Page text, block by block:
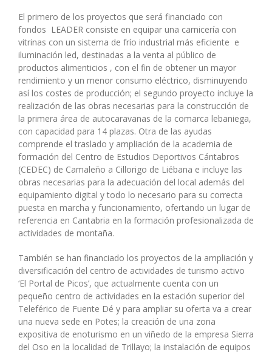
El primero de los proyectos que será financiado con
fondos LEADER consiste en equipar una carnicería con
vitrinas con un sistema de frío industrial más eficiente e
iluminación led, destinadas a la venta al público de
productos alimenticios , con el fin de obtener un mayor
rendimiento y un menor consumo eléctrico, disminuyendo
así los costes de producción; el segundo proyecto incluye la
realización de las obras necesarias para la construcción de
la primera área de autocaravanas de la comarca lebaniega,
con capacidad para 14 plazas. Otra de las ayudas
comprende el traslado y ampliación de la academia de
formación del Centro de Estudios Deportivos Cántabros
(CEDEC) de Camaleño a Cillorigo de Liébana e incluye las
obras necesarias para la adecuación del local además del
equipamiento digital y todo lo necesario para su correcta
puesta en marcha y funcionamiento, ofertando un lugar de
referencia en Cantabria en la formación profesionalizada de
actividades de montaña.
También se han financiado los proyectos de la ampliación y
diversificación del centro de actividades de turismo activo
‘El Portal de Picos’, que actualmente cuenta con un
pequeño centro de actividades en la estación superior del
Teleférico de Fuente Dé y para ampliar su oferta va a crear
una nueva sede en Potes; la creación de una zona
expositiva de enoturismo en un viñedo de la empresa Sierra
del Oso en la localidad de Trillayo; la instalación de equipos